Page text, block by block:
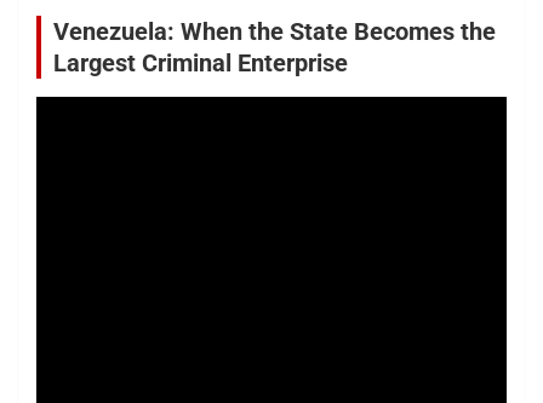
Venezuela: When the State Becomes the
Largest Criminal Enterprise